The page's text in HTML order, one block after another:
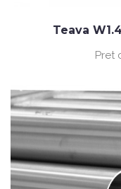
Teava
Pret